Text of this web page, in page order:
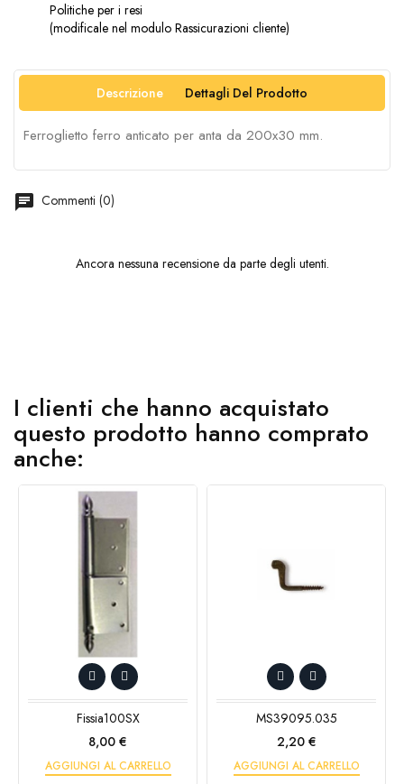
Politiche per i resi
(modificale nel modulo Rassicurazioni cliente)
Descrizione Dettagli Del Prodotto
Ferroglietto ferro anticato per anta da 200x30 mm.
chat Commenti (0)
Ancora nessuna recensione da parte degli utenti.
I clienti che hanno acquistato
questo prodotto hanno comprato
anche:
Fissia100SX
Prezzo
8,00 €
AGGIUNGI AL CARRELLO
MS39095.035
Prezzo
2,20 €
AGGIUNGI AL CARRELLO